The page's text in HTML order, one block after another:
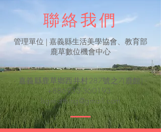
聯絡我們
​管理單位 | 嘉義縣生活美學協會、教育部
鹿草數位機會中心
- 嘉義縣鹿草鄉西井村287號之7(鹿館) -
+886933-360193
lsgreatthing@gmail.com